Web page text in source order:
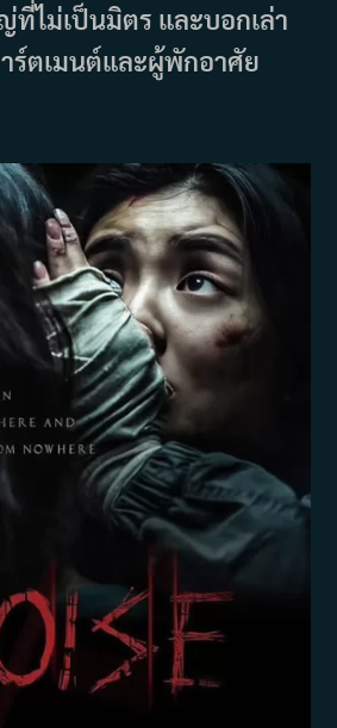
ที่ไม่เป็นมิตร และบอกเล่า
ร์ตเมนต์และผู้พักอาศัย